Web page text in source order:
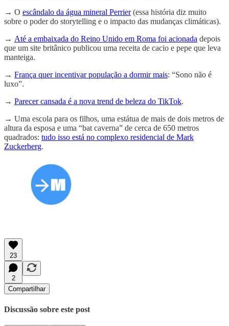
→ O escândalo da água mineral Perrier(essa história diz muito
sobre o poder do storytelling e o impacto das mudanças climáticas).
→ Até a embaixada do Reino Unido em Roma foi acionada depois
que um site britânico publicou uma receita de cacio e pepe que leva
manteiga.
→ França quer incentivar população a dormir mais: “Sono não é
luxo”.
→ Parecer cansada é a nova trend de beleza do TikTok.
→ Uma escola para os filhos, uma estátua de mais de dois metros de
altura da esposa e uma “bat caverna” de cerca de 650 metros
quadrados: tudo isso está no complexo residencial de Mark
Zuckerberg.
23
2
Compartilhar
Discussão sobre este post